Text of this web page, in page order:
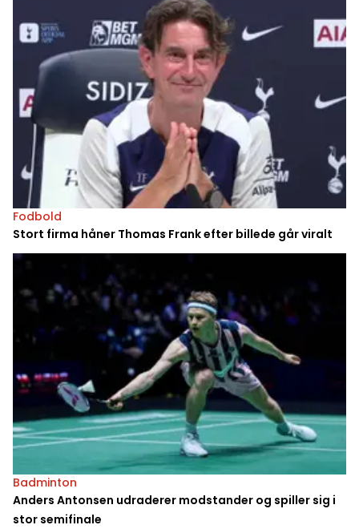
Fodbold
Stort firma håner Thomas Frank efter billede går viralt
Badminton
Anders Antonsen udraderer modstander og spiller sig i
stor semifinale